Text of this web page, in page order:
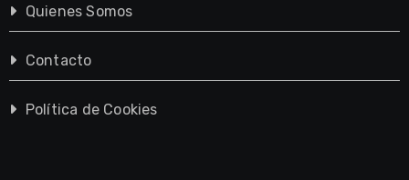
Quienes Somos
Contacto
Política de Cookies